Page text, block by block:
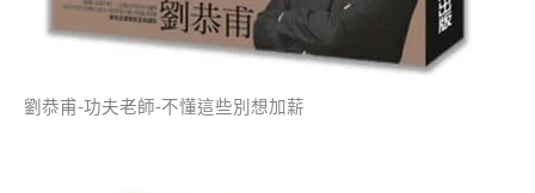
劉恭甫-功夫老師-不懂這些別想加薪